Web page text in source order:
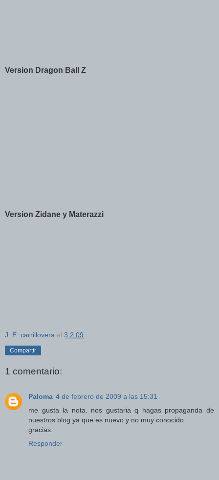
Version Dragon Ball Z
Version Zidane y Materazzi
J. E. carrillovera el 3.2.09
Compartir
1 comentario:
Paloma 4 de febrero de 2009 a las 15:31
me gusta la nota. nos gustaria q hagas propaganda de
nuestros blog ya que es nuevo y no muy conocido.
gracias.
Responder